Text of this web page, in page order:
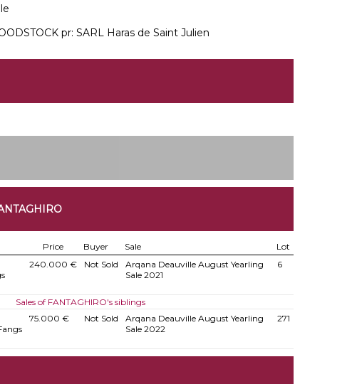
pr: SARL Haras de Saint Julien
Price Buyer Sale
Lot
240.000 € Not Sold
Arqana Deauville August Yearling
Sale 2021
6
Sales of FANTAGHIRO's siblings
75.000 € Not Sold
Arqana Deauville August Yearling
Sale 2022
271